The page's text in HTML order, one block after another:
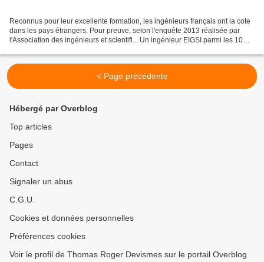
Reconnus pour leur excellente formation, les ingénieurs français ont la cote
dans les pays étrangers. Pour preuve, selon l'enquête 2013 réalisée par
l'Association des ingénieurs et scientifi... Un ingénieur EIGSI parmi les 10
< Page précédente
Hébergé par Overblog
Top articles
Pages
Contact
Signaler un abus
C.G.U.
Cookies et données personnelles
Préférences cookies
Voir le profil de Thomas Roger Devismes sur le portail Overblog